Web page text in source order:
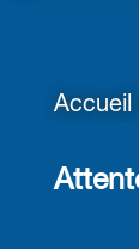
Accueil